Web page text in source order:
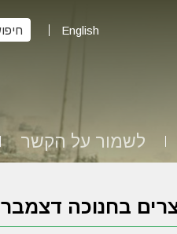
English
לשמור על הקשר
בחנוכה דצמבר 1999